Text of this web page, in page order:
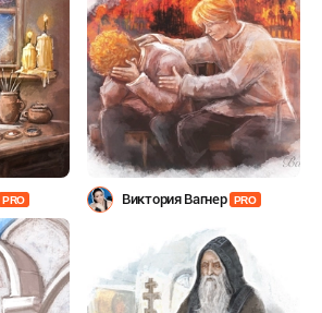
PRO Виктория Вагнер PRO